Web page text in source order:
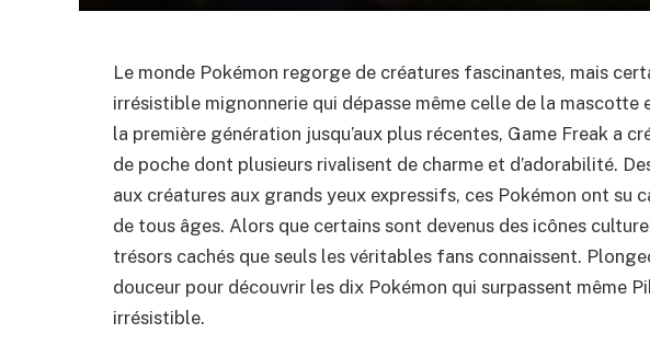
Le monde Pokémon regorge de créatures fascinantes, mais
irrésistible mignonnerie qui dépasse même celle de la mascotte
la première génération jusqu’aux plus récentes, Game Freak a
de poche dont plusieurs rivalisent de charme et d’adorabilité.
aux créatures aux grands yeux expressifs, ces Pokémon ont su
de tous âges. Alors que certains sont devenus des icônes
trésors cachés que seuls les véritables fans connaissent.
douceur pour découvrir les dix Pokémon qui surpassent même
irrésistible.